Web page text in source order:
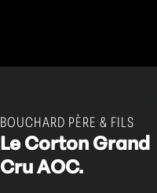
BOUCHARD PÈRE & FILS
Le Corton Grand
Cru AOC.